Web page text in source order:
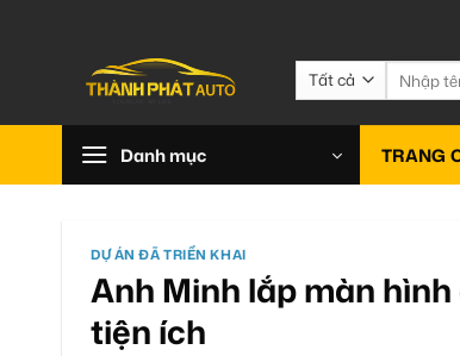
Tìm
kiếm:
Danh mục TRANG
DỰ ÁN ĐÃ TRIỂN KHAI
Anh Minh lắp màn
tiện ích